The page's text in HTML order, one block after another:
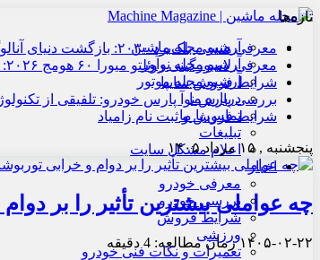
آرشیو مجله ماشین
آرشیو مجله نوآور
آرشیو مجله موتور
درباره ما
تماس با ما
تبلیغات
اعلام مشکل سایت
اخبار
معرفی خودرو
بررسی خودرو
شرایط فروش
ورزشی
تعمیرات و نکات فنی خودرو
تازه‌ها
معرفی هنسی بلک‌برد ۲۰۳۰: بازگشت دنیای آنالوگ
معرفی لامبورگینی روئلتو میورا ۶۰ هومج ۲۰۲۶: پرچم‌دار هیبریدی
شرایط فروش سایپا
بررسی پارس نوآ پارس خودرو: تلفیقی از
شرایط فروش و ثبت نام زامیاد
پنجشنبه , ۱۵ مرداد ۱۴۰۵
چه عواملی بیشترین تأثیر را بر
۱۴۰۵-۰۲-۲۲زمان مطالعه: 4 دقیقه